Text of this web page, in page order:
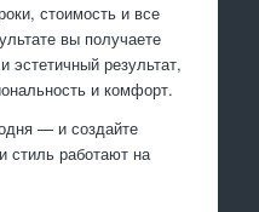
стоимость и все
вы получаете
эстетичный результат,
и комфорт.
— и создайте
стиль работают на